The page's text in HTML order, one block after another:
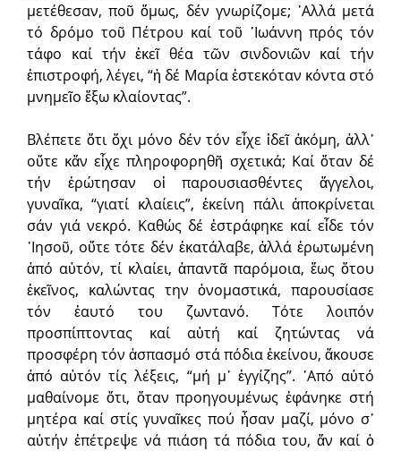
μετέθεσαν, ποῦ ὅμως, δέν γνωρίζομε; ᾿Αλλά μετά
τό δρόμο τοῦ Πέτρου καί τοῦ ᾿Ιωάννη πρός τόν
τάφο καί τήν ἐκεῖ θέα τῶν σινδονιῶν καί τήν
ἐπιστροφή, λέγει, “ἡ δέ Μαρία ἐστεκόταν κόντα στό
μνημεῖο ἔξω κλαίοντας”.
Βλέπετε ὅτι ὄχι μόνο δέν τόν εἶχε ἰδεῖ ἀκόμη, ἀλλ᾿
οὔτε κἄν εἶχε πληροφορηθῆ σχετικά; Καί ὅταν δέ
τήν ἐρώτησαν οἱ παρουσιασθέντες ἄγγελοι,
γυναῖκα, “γιατί κλαίεις”, ἐκείνη πάλι ἀποκρίνεται
σάν γιά νεκρό. Καθώς δέ ἐστράφηκε καί εἶδε τόν
᾿Ιησοῦ, οὔτε τότε δέν ἐκατάλαβε, ἀλλά ἐρωτωμένη
ἀπό αὐτόν, τί κλαίει, ἀπαντᾶ παρόμοια, ἕως ὅτου
ἐκεῖνος, καλώντας την ὀνομαστικά, παρουσίασε
τόν ἑαυτό του ζωντανό. Τότε λοιπόν
προσπίπτοντας καί αὐτή καί ζητώντας νά
προσφέρη τόν ἀσπασμό στά πόδια ἐκείνου, ἄκουσε
ἀπό αὐτόν τίς λέξεις, “μή μ᾿ ἐγγίζης”. ᾿Από αὐτό
μαθαίνομε ὅτι, ὅταν προηγουμένως ἐφάνηκε στή
μητέρα καί στίς γυναῖκες πού ἦσαν μαζί, μόνο σ᾿
αὐτήν ἐπέτρεψε νά πιάση τά πόδια του, ἄν καί ὁ